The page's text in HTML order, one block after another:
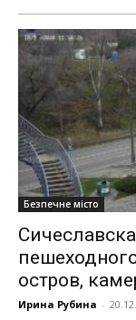
Безпечне місто
остров,
Ирина Рубина -